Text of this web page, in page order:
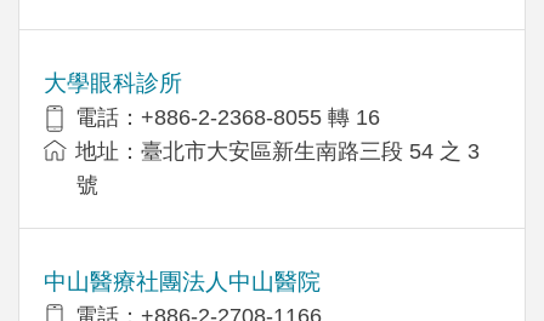
大學眼科診所
電話：+886-2-2368-8055 轉 16
地址：臺北市大安區新生南路三段 54 之 3
號
中山醫療社團法人中山醫院
電話：+886-2-2708-1166